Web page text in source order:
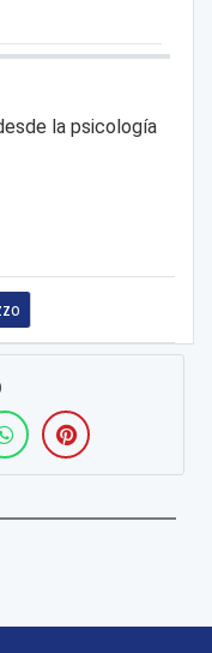
la psicología